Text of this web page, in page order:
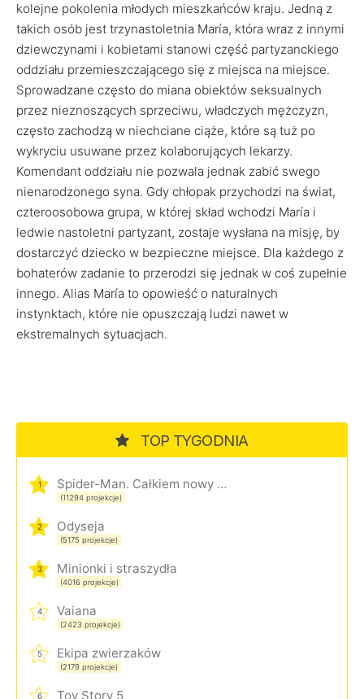
kolejne pokolenia młodych mieszkańców kraju. Jedną z
takich osób jest trzynastoletnia María, która wraz z innymi
dziewczynami i kobietami stanowi część partyzanckiego
oddziału przemieszczającego się z miejsca na miejsce.
Sprowadzane często do miana obiektów seksualnych
przez nieznoszących sprzeciwu, władczych mężczyzn,
często zachodzą w niechciane ciąże, które są tuż po
wykryciu usuwane przez kolaborujących lekarzy.
Komendant oddziału nie pozwala jednak zabić swego
nienarodzonego syna. Gdy chłopak przychodzi na świat,
czteroosobowa grupa, w której skład wchodzi María i
ledwie nastoletni partyzant, zostaje wysłana na misję, by
dostarczyć dziecko w bezpieczne miejsce. Dla każdego z
bohaterów zadanie to przerodzi się jednak w coś zupełnie
innego. Alias María to opowieść o naturalnych
instynktach, które nie opuszczają ludzi nawet w
ekstremalnych sytuacjach.
TOP TYGODNIA
1 Spider-Man. Całkiem nowy dzień
(11294 projekcje)
2 Odyseja
(5175 projekcje)
3 Minionki i straszydła
(4016 projekcje)
4 Vaiana
(2423 projekcje)
5 Ekipa zwierzaków
(2179 projekcje)
6 Toy Story 5